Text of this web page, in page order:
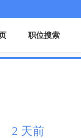
职位搜索
2 天前